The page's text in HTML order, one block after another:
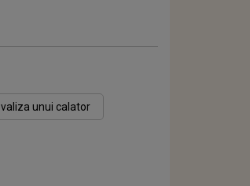
valiza unui calator